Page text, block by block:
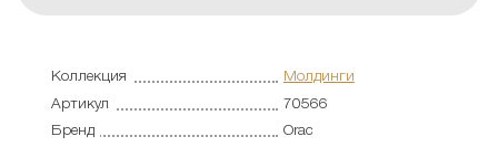
Коллекция
Молдинги
Артикул
70566
Бренд
Orac